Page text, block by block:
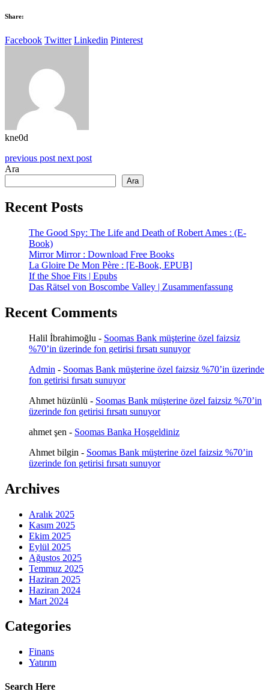
Share:
Facebook Twitter Linkedin Pinterest
kne0d
previous post next post
Ara
Ara
Recent Posts
The Good Spy: The Life and Death of Robert Ames : (E-
Book)
Mirror Mirror : Download Free Books
La Gloire De Mon Père : [E-Book, EPUB]
If the Shoe Fits | Epubs
Das Rätsel von Boscombe Valley | Zusammenfassung
Recent Comments
Halil İbrahimoğlu - Soomas Bank müşterine özel faizsiz
%70’in üzerinde fon getirisi fırsatı sunuyor
Admin - Soomas Bank müşterine özel faizsiz %70’in üzerinde
fon getirisi fırsatı sunuyor
Ahmet hüzünlü - Soomas Bank müşterine özel faizsiz %70’in
üzerinde fon getirisi fırsatı sunuyor
ahmet şen - Soomas Banka Hoşgeldiniz
Ahmet bilgin - Soomas Bank müşterine özel faizsiz %70’in
üzerinde fon getirisi fırsatı sunuyor
Archives
Aralık 2025
Kasım 2025
Ekim 2025
Eylül 2025
Ağustos 2025
Temmuz 2025
Haziran 2025
Haziran 2024
Mart 2024
Categories
Finans
Yatırım
Search Here